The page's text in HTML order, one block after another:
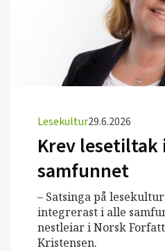
Lesekultur29.6.2026
Krev lesetiltak
samfunnet
– Satsinga på
integrerast i alle
nestleiar i Norsk
Kristensen.